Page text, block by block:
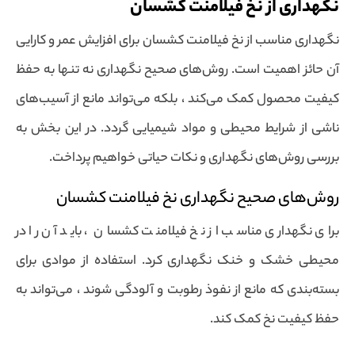
نگهداری از نخ فیلامنت کشسان
نگهداری مناسب از نخ فیلامنت کشسان برای افزایش عمر و کارایی
آن حائز اهمیت است. روش‌های صحیح نگهداری نه تنها به حفظ
کیفیت محصول کمک می‌کند ، بلکه می‌تواند مانع از آسیب‌های
ناشی از شرایط محیطی و مواد شیمیایی گردد. در این بخش به
بررسی روش‌های نگهداری و نکات حیاتی خواهیم پرداخت.
روش‌های صحیح نگهداری نخ فیلامنت کشسان
برای نگهداری مناسب از نخ فیلامنت کشسان ، باید آن را در
محیطی خشک و خنک نگهداری کرد. استفاده از موادی برای
بسته‌بندی که مانع از نفوذ رطوبت و آلودگی شوند ، می‌تواند به
حفظ کیفیت نخ کمک کند.